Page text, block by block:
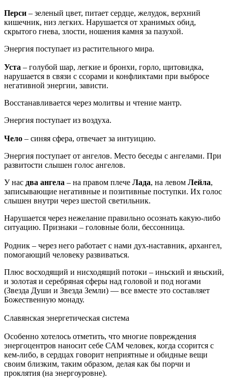
Перси – зеленый цвет, питает сердце, желудок, верхний
кишечник, низ легких. Нарушается от хранимых обид,
скрытого гнева, злости, ношения камня за пазухой.
Энергия поступает из растительного мира.
Уста – голубой шар, легкие и бронхи, горло, щитовидка,
нарушается в связи с ссорами и конфликтами при выбросе
негативной энергии, зависти.
Восстанавливается через молитвы и чтение мантр.
Энергия поступает из воздуха.
Чело – синяя сфера, отвечает за интуицию.
Энергия поступает от ангелов. Место беседы с ангелами. При
развитости слышен голос ангелов.
У нас два ангела – на правом плече Лада, на левом Лейла,
записывающие негативные и позитивные поступки. Их голос
слышен внутри через шестой светильник.
Нарушается через нежелание правильно осознать какую-либо
ситуацию. Признаки – головные боли, бессонница.
Родник – через него работает с нами дух-наставник, архангел,
помогающий человеку развиваться.
Плюс восходящий и нисходящий потоки – иньский и яньский,
и золотая и серебряная сферы над головой и под ногами
(Звезда Души и Звезда Земли) — все вместе это составляет
Божественную монаду.
Славянская энергетическая система
Особенно хотелось отметить, что многие повреждения
энергоцентров наносит себе САМ человек, когда ссорится с
кем-либо, в сердцах говорит неприятные и обидные вещи
своим близким, таким образом, делая как бы порчи и
проклятия (на энергоуровне).